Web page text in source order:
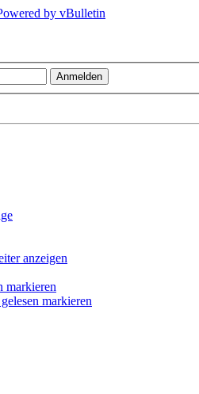
anzeigen
markieren
markieren